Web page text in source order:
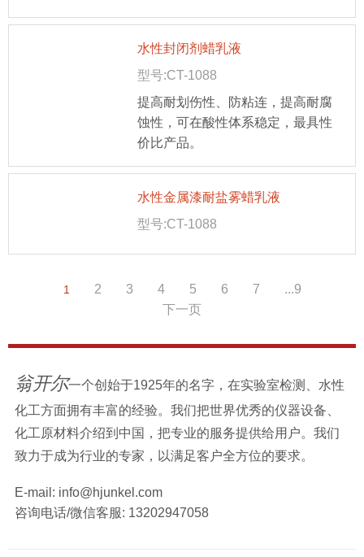
水性封闭剂蜡乳液
型号:CT-1088
提高耐划伤性、防粘连，提高耐腐
蚀性，可在酸性体系稳定，最具性
价比产品。
水性金属漆耐盐雾蜡乳液
型号:CT-1088
1 2 3 4 5 6 7
...9
下一页
翁开尔一个创始于1925年的名字，在实验室检测、水性
化工方面拥有丰富的经验。我们把世界优秀的仪器设备、
化工原材料介绍到中国，把专业的服务提供给用户。我们
致力于成为行业的专家，以满足客户全方位的要求。
E-mail: info@hjunkel.com
咨询电话/微信客服: 13202947058